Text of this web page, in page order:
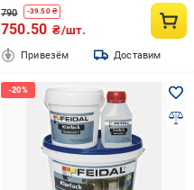
790 -39.50₴
750.50 ₴/шт.
Привезём Доставим